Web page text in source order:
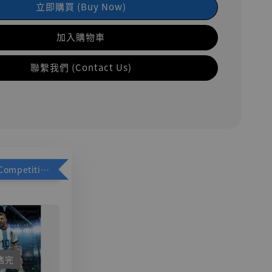
立即購買 (Buy Now)
加入購物車
聯繫我們 (Contact Us)
加購優惠【Competitive Toys 梅西 [CM001]】
完